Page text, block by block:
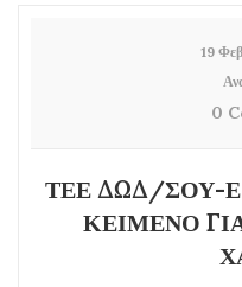
19
0
ΤΕΕ ΔΩΔ/ΣΟΥ-
ΚΕΙΜΕΝΟ